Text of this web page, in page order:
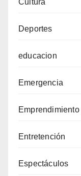
Deportes
educacion
Emergencia
Emprendimiento
Entretención
Espectáculos